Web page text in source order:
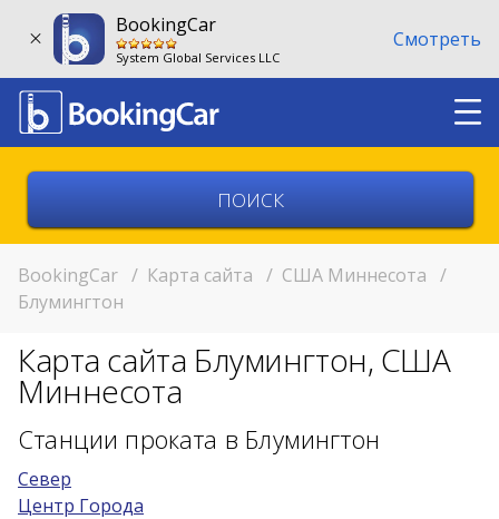
BookingCar
System Global Services LLC
Смотреть
Выберите город
Возврат в другом месте?
BookingCar / Карта сайта / США Миннесота /
Блумингтон
Карта сайта Блумингтон, США
Миннесота
Станции проката в Блумингтон
Север
Центр Города